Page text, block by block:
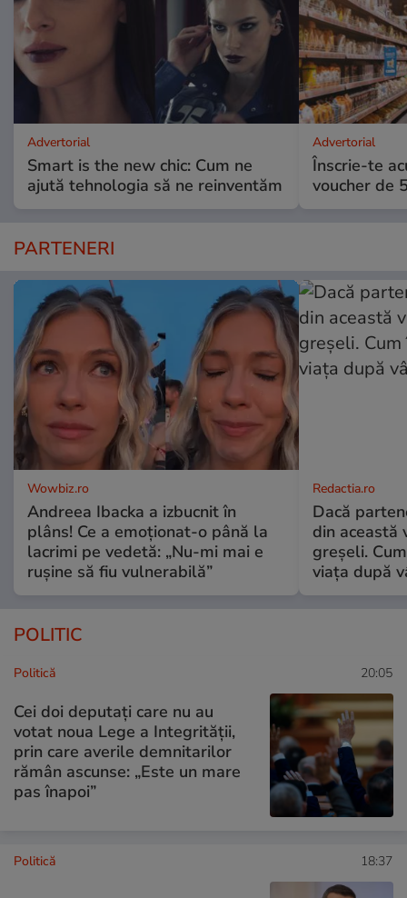
Advertorial
Smart is the new chic: Cum ne
ajută tehnologia să ne reinventăm
Advertorial
Înscrie-te
voucher de
PARTENERI
Wowbiz.ro
Andreea Ibacka a izbucnit în
plâns! Ce a emoționat-o până la
lacrimi pe vedetă: „Nu-mi mai e
rușine să fiu vulnerabilă”
Redactia.ro
Dacă
din această
greșeli.
viața după
POLITIC
Politică 20:05
Cei doi deputați care nu au
votat noua Lege a Integrității,
prin care averile demnitarilor
rămân ascunse: „Este un mare
pas înapoi”
Politică 18:37